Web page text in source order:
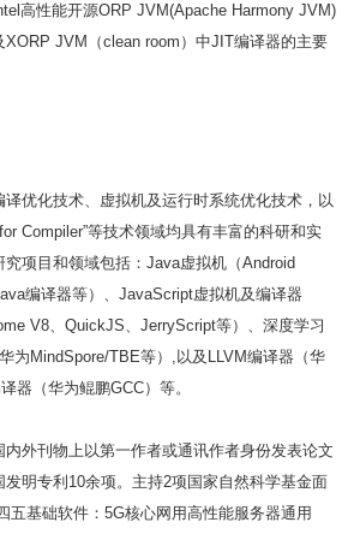
高性能开源ORP JVM(Apache Harmony JVM)
XORP JVM（clean room）中JIT编译器的主要
优化技术、虚拟机及运行时系统优化技术，以
Compiler”等技术领域均具有丰富的科研和实
项目和领域包括：Java虚拟机（Android
编译器等）、JavaScript虚拟机及编译器
V8、QuickJS、JerryScript等）、深度学习
为MindSpore/TBE等）,以及LLVM编译器（华
器（华为鲲鹏GCC）等。
外刊物上以第一作者或通讯作者身份发表论文
明专利10余项。主持2项国家自然科学基金面
五基础软件：5G核心网用高性能服务器通用